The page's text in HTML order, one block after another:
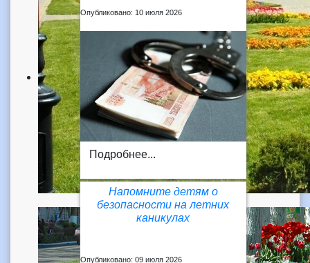
Опубликовано: 10 июля 2026
Подробнее...
Напомните детям о
безопасности на летних
каникулах
Опубликовано: 09 июля 2026